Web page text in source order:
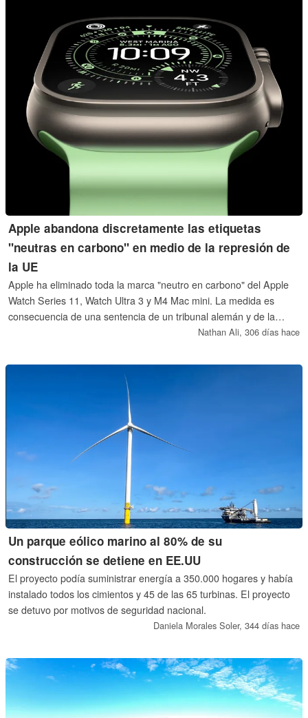
Apple abandona discretamente las etiquetas
"neutras en carbono" en medio de la represión de
la UE
Apple ha eliminado toda la marca "neutro en carbono" del Apple
Watch Series 11, Watch Ultra 3 y M4 Mac mini. La medida es
consecuencia de una sentencia de un tribunal alemán y de la
próxima normativa de la UE contra las afirmaciones de "lavado
de continuar con sus esfuerzos internos de reducción de
Nathan Ali, 306 días hace
Un parque eólico marino al 80% de su
construcción se detiene en EE.UU
El proyecto podía suministrar energía a 350.000 hogares y había
instalado todos los cimientos y 45 de las 65 turbinas. El proyecto
se detuvo por motivos de seguridad nacional.
Daniela Morales Soler, 344 días hace